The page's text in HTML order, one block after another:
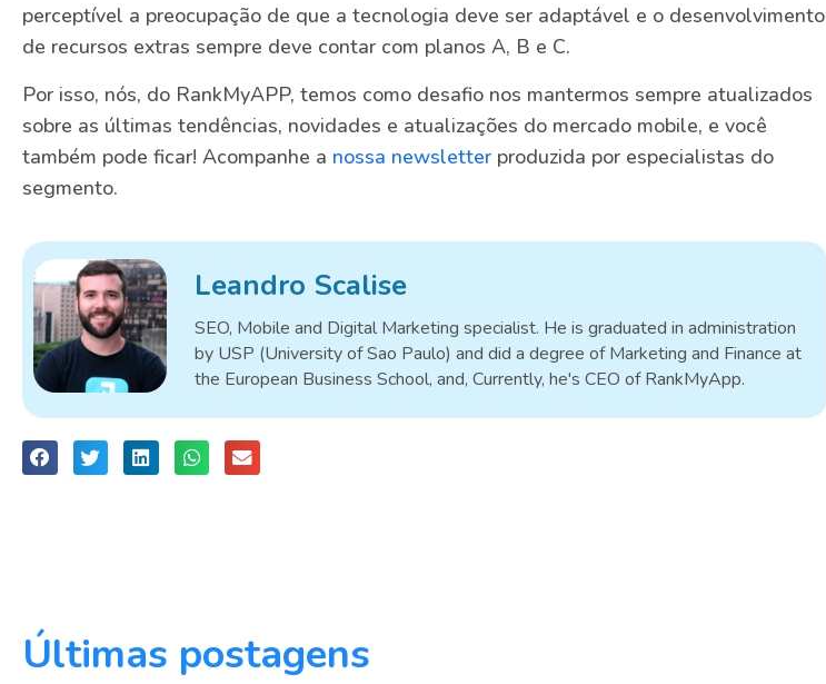
perceptível a preocupação de que a tecnologia deve ser adaptável e o desenvolvimento
de recursos extras sempre deve contar com planos A, B e C.
Por isso, nós, do RankMyAPP, temos como desafio nos mantermos sempre atualizados
sobre as últimas tendências, novidades e atualizações do mercado mobile, e você
também pode ficar! Acompanhe a nossa newsletter produzida por especialistas do
segmento.
Leandro Scalise
SEO, Mobile and Digital Marketing specialist. He is graduated in administration
by USP (University of Sao Paulo) and did a degree of Marketing and Finance at
the European Business School, and, Currently, he's CEO of RankMyApp.
Últimas postagens